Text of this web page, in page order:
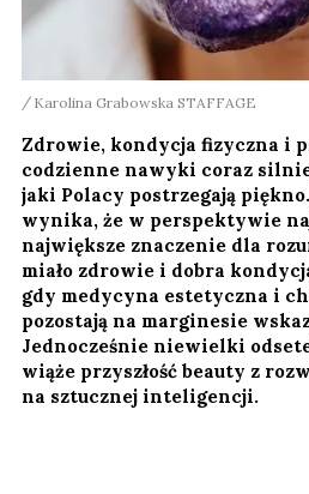
Karolina Grabowska STAFFAGE
Zdrowie, kondycja fizyczna i
codzienne nawyki coraz
jaki Polacy postrzegają
wynika, że w perspektywie
największe znaczenie dla
miało zdrowie i dobra
gdy medycyna estetyczna i
pozostają na marginesie
Jednocześnie niewielki
wiąże przyszłość beauty z
na sztucznej inteligencji.